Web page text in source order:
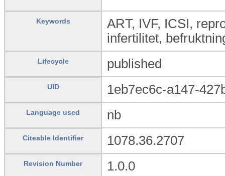
Keywords
ART, IVF, ICSI,
infertilitet,
Lifecycle published
UID 1eb7ec6c-a147-
Language used nb
Citeable Identifier 1078.36.2707
Revision Number 1.0.0